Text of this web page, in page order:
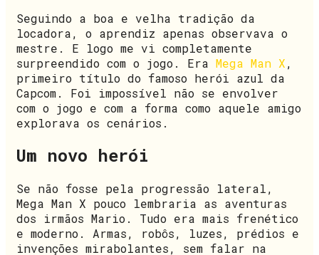
Seguindo a boa e velha tradição da
locadora, o aprendiz apenas observava o
mestre. E logo me vi completamente
surpreendido com o jogo. Era Mega Man X,
primeiro título do famoso herói azul da
Capcom. Foi impossível não se envolver
com o jogo e com a forma como aquele amigo
explorava os cenários.
Um novo herói
Se não fosse pela progressão lateral,
Mega Man X pouco lembraria as aventuras
dos irmãos Mario. Tudo era mais frenético
e moderno. Armas, robôs, luzes, prédios e
invenções mirabolantes, sem falar na